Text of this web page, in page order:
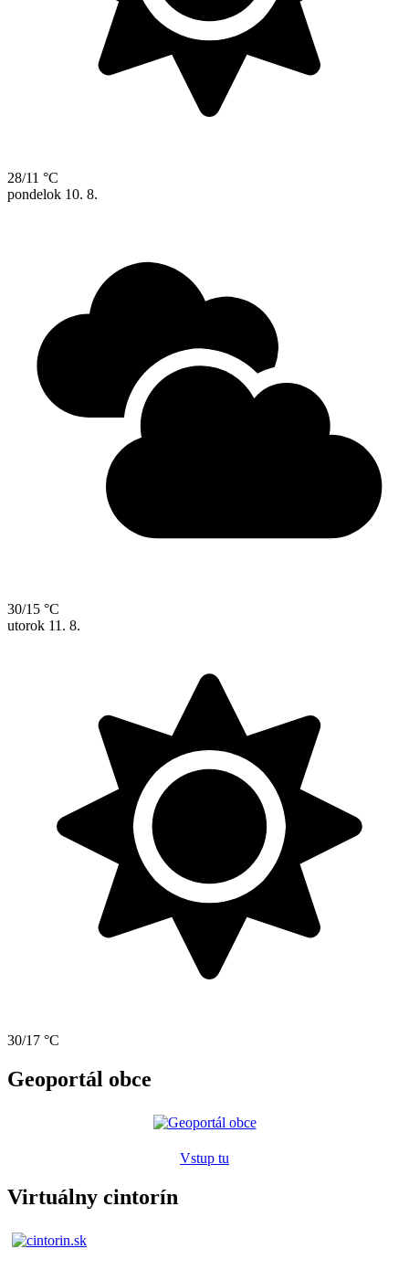
28/11 °C
pondelok 10. 8.
30/15 °C
utorok 11. 8.
30/17 °C
Geoportál obce
Vstup tu
Virtuálny cintorín